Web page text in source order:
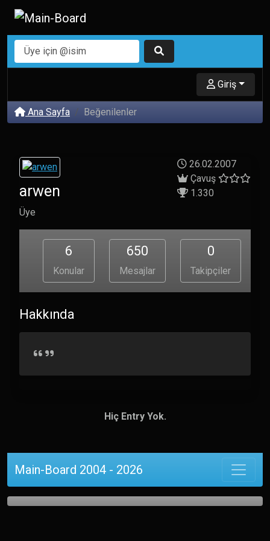
Giriş
Ana Sayfa Beğenilenler
arwen
Üye
26.02.2007
Çavuş
1.330
6
Konular
650
Mesajlar
0
Takipçiler
Hakkında
Hiç Entry Yok.
Main-Board 2004 - 2026